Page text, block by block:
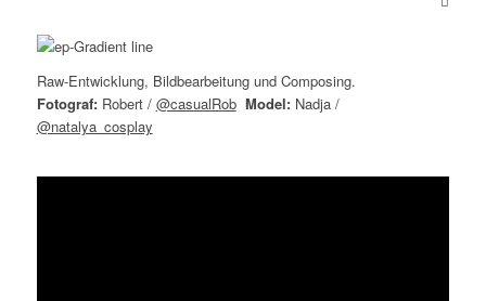
Raw-Entwicklung, Bildbearbeitung und Composing.
Fotograf:Robert / @casualRob Model:Nadja /
@natalya_cosplay